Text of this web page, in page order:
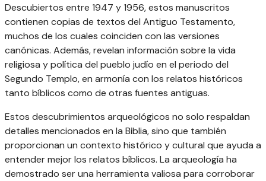
Descubiertos entre 1947 y 1956, estos manuscritos
contienen copias de textos del Antiguo Testamento,
muchos de los cuales coinciden con las versiones
canónicas. Además, revelan información sobre la vida
religiosa y política del pueblo judío en el periodo del
Segundo Templo, en armonía con los relatos históricos
tanto bíblicos como de otras fuentes antiguas.
Estos descubrimientos arqueológicos no solo respaldan
detalles mencionados en la Biblia, sino que también
proporcionan un contexto histórico y cultural que ayuda a
entender mejor los relatos bíblicos. La arqueología ha
demostrado ser una herramienta valiosa para corroborar